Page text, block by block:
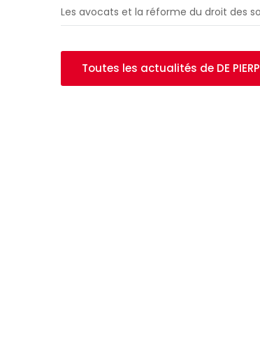
Les avocats et la réforme du droit des
Toutes les actualités de DE